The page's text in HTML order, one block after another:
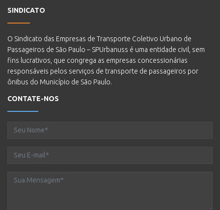
SINDICATO
O Sindicato das Empresas de Transporte Coletivo Urbano de
Passageiros de São Paulo – SPUrbanuss é uma entidade civil, sem
fins lucrativos, que congrega as empresas concessionárias
responsáveis pelos serviços de transporte de passageiros por
ônibus do Município de São Paulo.
CONTATE-NOS